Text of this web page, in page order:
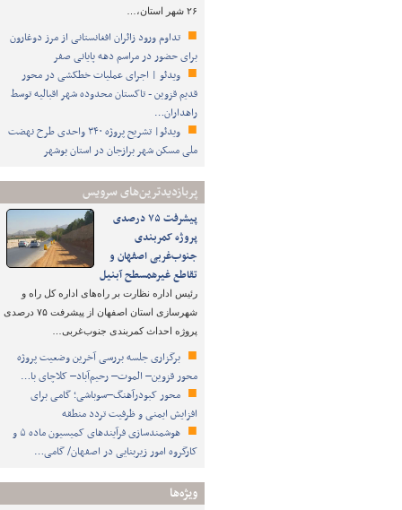
۲۶ شهر استان،…
تداوم ورود زائران افغانستانی از مرز دوغارون
برای حضور در مراسم دهه پایانی صفر
ویدئو | اجرای عملیات خطکشی در محور
قدیم قزوین - تاکستان محدوده شهر اقبالیه توسط
راهداران…
ویدئو| تشریح پروژه ۳۴۰ واحدی طرح نهضت
ملی مسکن شهر برازجان در استان بوشهر
پربازدیدترین‌های سرویس
پیشرفت ۷۵ درصدی
پروژه کمربندی
جنوب‌غربی اصفهان و
تقاطع غیرهمسطح آبنیل
رئیس اداره نظارت بر راه‌های اداره کل راه و
شهرسازی استان اصفهان از پیشرفت ۷۵ درصدی
پروژه احداث کمربندی جنوب‌غربی…
برگزاری جلسه بررسی آخرین وضعیت پروژه
محور قزوین– الموت– رحیم‌آباد– کلاچای با…
محور کبودرآهنگ–سوباشی؛ گامی برای
افزایش ایمنی و ظرفیت تردد منطقه
هوشمندسازی فرآیندهای کمیسیون ماده ۵ و
کارگروه امور زیربنایی در اصفهان/ گامی…
ویژه‌ها